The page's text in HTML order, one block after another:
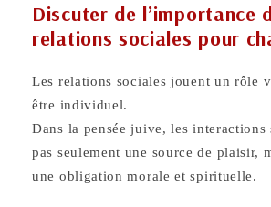
Discuter de l’importance
relations sociales pour
Les relations sociales jouent un rôle
être individuel.
Dans la pensée juive, les interactions
pas seulement une source de plaisir,
une obligation morale et spirituelle.